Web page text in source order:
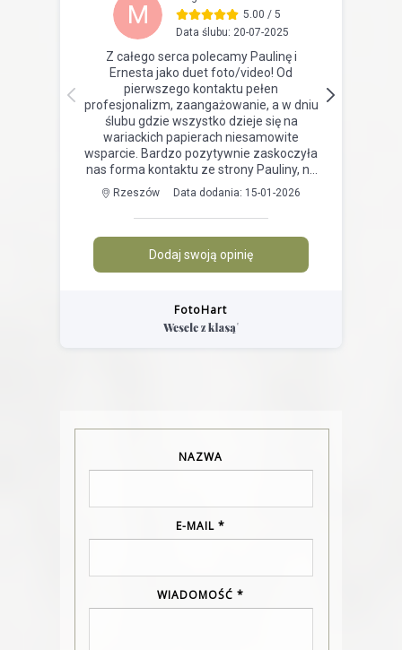
FotoHart
NAZWA
E-MAIL *
WIADOMOŚĆ *